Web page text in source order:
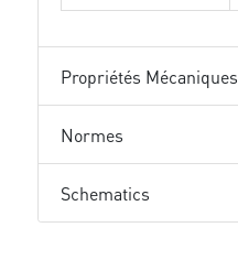
Propriétés Mécaniques
Normes
Schematics